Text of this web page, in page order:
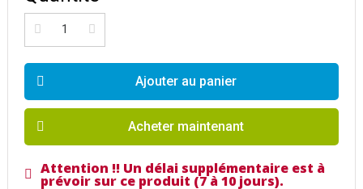
Ajouter au panier
Acheter maintenant
Attention !! Un délai supplémentaire est à
prévoir sur ce produit (7 à 10 jours).